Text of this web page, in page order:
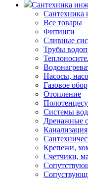
Сантехника
Сантехника
Все товары
Фитинги
Сливные
Трубы
Насосы,
Газовое
Отопление
Системы
Дренажные
Канализация
Крепежи,
Счетчики,